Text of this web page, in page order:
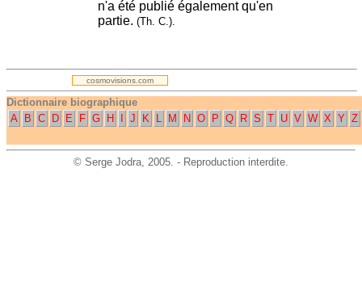
n'a été publié également qu'en
partie. (Th. C.).
.
cosmovisions.com
Dictionnaire biographique
A
B C D E F G H J K L M N O P Q R S T U V W X Y Z
© Serge Jodra, 2005. - Reproduction interdite.